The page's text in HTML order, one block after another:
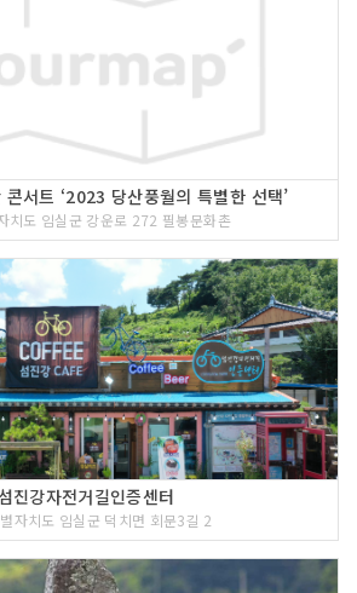
서트 ‘2023 당산풍월의 특별한 선택’
치도 임실군 강운로 272 필봉문화촌
진강자전거길인증센터
자치도 임실군 덕치면 회문3길 2